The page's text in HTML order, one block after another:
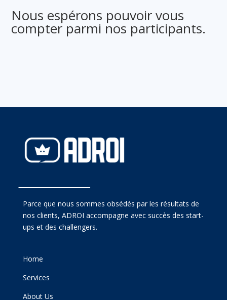
Nous espérons pouvoir vous
compter parmi nos participants.
Parce que nous sommes obsédés par les résultats de
nos clients, ADROI accompagne avec succès des start-
ups et des challengers.
Home
Services
About Us